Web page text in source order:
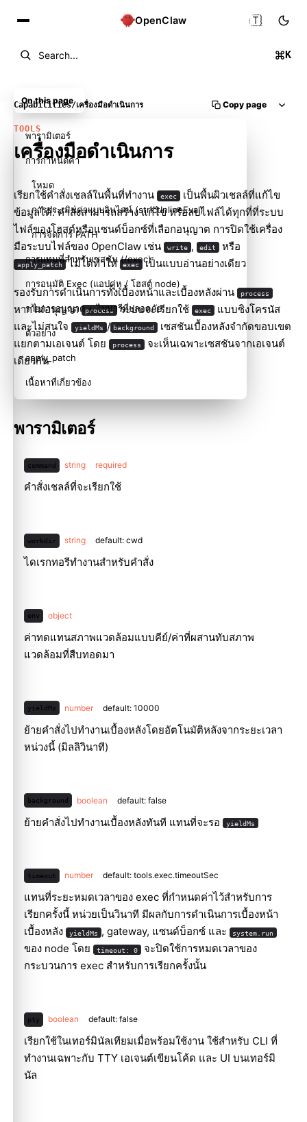
OpenClaw
Search... K
🇹🇭
Capabilities/เครื่องมือดำเนินการ Copy page
TOOLS
เครื่องมือดำเนินการ
เรียกใช้คำสั่งเชลล์ในพื้นที่ทำงาน exec เป็นพื้นผิวเชลล์ที่แก้ไข
ข้อมูลได้: คำสั่งสามารถสร้าง แก้ไข หรือลบไฟล์ได้ทุกที่ที่ระบบ
ไฟล์ของโฮสต์หรือแซนด์บ็อกซ์ที่เลือกอนุญาต การปิดใช้เครื่อง
มือระบบไฟล์ของ OpenClaw เช่น
write , edit หรือ
apply_patch ไม่ได้ทำให้ exec เป็นแบบอ่านอย่างเดียว
รองรับการดำเนินการทั้งเบื้องหน้าและเบื้องหลังผ่าน process
หากไม่อนุญาต process ระบบจะเรียกใช้ exec
แบบซิงโครนัส
และไม่สนใจ
yieldMs / background
เซสชันเบื้องหลังจำกัดขอบเขต
แยกตามเอเจนต์ โดย
process จะเห็นเฉพาะเซสชันจากเอเจนต์
เดียวกัน
พารามิเตอร์
command string required
คำสั่งเชลล์ที่จะเรียกใช้
workdir string default: cwd
ไดเรกทอรีทำงานสำหรับคำสั่ง
env object
ค่าทดแทนสภาพแวดล้อมแบบคีย์/ค่าที่ผสานทับสภาพ
แวดล้อมที่สืบทอดมา
yieldMs number default: 10000
ย้ายคำสั่งไปทำงานเบื้องหลังโดยอัตโนมัติหลังจากระยะเวลา
หน่วงนี้ (มิลลิวินาที)
background boolean default: false
ย้ายคำสั่งไปทำงานเบื้องหลังทันที แทนที่จะรอ yieldMs
timeout number default: tools.exec.timeoutSec
แทนที่ระยะหมดเวลาของ exec ที่กำหนดค่าไว้สำหรับการ
เรียกครั้งนี้ หน่วยเป็นวินาที มีผลกับการดำเนินการเบื้องหน้า
เบื้องหลัง
yieldMs , gateway, แซนด์บ็อกซ์ และ system.run
ของ node โดย timeout: 0 จะปิดใช้การหมดเวลาของ
กระบวนการ exec สำหรับการเรียกครั้งนั้น
pty boolean default: false
เรียกใช้ในเทอร์มินัลเทียมเมื่อพร้อมใช้งาน ใช้สำหรับ CLI ที่
ทำงานเฉพาะกับ TTY เอเจนต์เขียนโค้ด และ UI บนเทอร์มิ
นัล
On this page
พารามิเตอร์
การกำหนดค่า
โหมด
การประเมินค่าแบบอินไลน์ (strictInlineEval)
การจัดการ PATH
การแทนที่สำหรับเซสชัน (/exec)
การอนุมัติ Exec (แอปคู่หู / โฮสต์ node)
รายการอนุญาต + ไบนารีที่ปลอดภัย
ตัวอย่าง
apply_patch
เนื้อหาที่เกี่ยวข้อง